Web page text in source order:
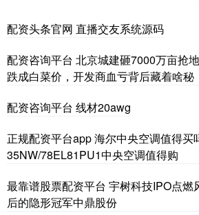
沪深300
配资头条官网 直播交友系统源码
配资咨询平台 北京城建砸7000万亩抢
跌成白菜价，开发商血亏背后藏着啥秘
配资咨询平台 线材20awg
正规配资平台app 海尔中央空调值得买
35NW/78EL81PU1中央空调值得购
最靠谱股票配资平台 宇树科技IPO点燃
后的隐形冠军中鼎股份